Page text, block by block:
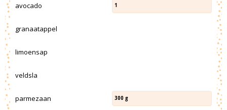
avocado 1
granaatappel
limoensap
veldsla
parmezaan 300 g